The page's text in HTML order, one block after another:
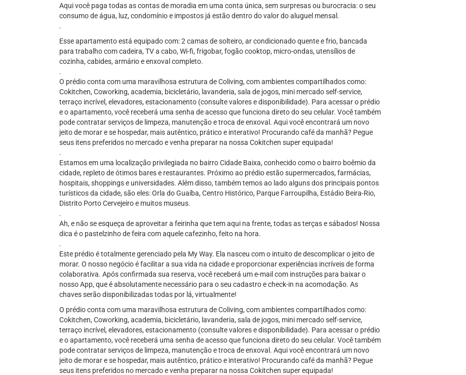
Aqui você paga todas as contas de moradia em uma conta única, sem surpresas ou burocracia: o seu
consumo de água, luz, condomínio e impostos já estão dentro do valor do aluguel mensal.
.
Esse apartamento está equipado com: 2 camas de solteiro, ar condicionado quente e frio, bancada
para trabalho com cadeira, TV a cabo, Wi-fi, frigobar, fogão cooktop, micro-ondas, utensílios de
cozinha, cabides, armário e enxoval completo.
.
O prédio conta com uma maravilhosa estrutura de Coliving, com ambientes compartilhados como:
Cokitchen, Coworking, academia, bicicletário, lavanderia, sala de jogos, mini mercado self-service,
terraço incrível, elevadores, estacionamento (consulte valores e disponibilidade). Para acessar o prédio
e o apartamento, você receberá uma senha de acesso que funciona direto do seu celular. Você também
pode contratar serviços de limpeza, manutenção e troca de enxoval. Aqui você encontrará um novo
jeito de morar e se hospedar, mais autêntico, prático e interativo! Procurando café da manhã? Pegue
seus itens preferidos no mercado e venha preparar na nossa Cokitchen super equipada!
.
Estamos em uma localização privilegiada no bairro Cidade Baixa, conhecido como o bairro boêmio da
cidade, repleto de ótimos bares e restaurantes. Próximo ao prédio estão supermercados, farmácias,
hospitais, shoppings e universidades. Além disso, também temos ao lado alguns dos principais pontos
turísticos da cidade, são eles: Orla do Guaíba, Centro Histórico, Parque Farroupilha, Estádio Beira-Rio,
Distrito Porto Cervejeiro e muitos museus.
.
Ah, e não se esqueça de aproveitar a feirinha que tem aqui na frente, todas as terças e sábados! Nossa
dica é o pastelzinho de feira com aquele cafezinho, feito na hora.
.
Este prédio é totalmente gerenciado pela My Way. Ela nasceu com o intuito de descomplicar o jeito de
morar. O nosso negócio é facilitar a sua vida na cidade e proporcionar experiências incríveis de forma
colaborativa. Após confirmada sua reserva, você receberá um e-mail com instruções para baixar o
nosso App, que é absolutamente necessário para o seu cadastro e check-in na acomodação. As
chaves serão disponibilizadas todas por lá, virtualmente!
O prédio conta com uma maravilhosa estrutura de Coliving, com ambientes compartilhados como:
Cokitchen, Coworking, academia, bicicletário, lavanderia, sala de jogos, mini mercado self-service,
terraço incrível, elevadores, estacionamento (consulte valores e disponibilidade). Para acessar o prédio
e o apartamento, você receberá uma senha de acesso que funciona direto do seu celular. Você também
pode contratar serviços de limpeza, manutenção e troca de enxoval. Aqui você encontrará um novo
jeito de morar e se hospedar, mais autêntico, prático e interativo! Procurando café da manhã? Pegue
seus itens preferidos no mercado e venha preparar na nossa Cokitchen super equipada!